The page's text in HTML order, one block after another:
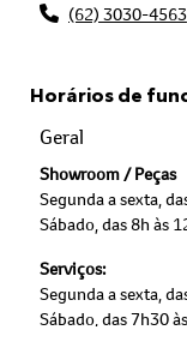
(62) 3030-4563
Horários de
Geral
Showroom / Peças
Segunda a sexta,
Sábado, das 8h às
Serviços:
Segunda a sexta,
Sábado, das 7h30